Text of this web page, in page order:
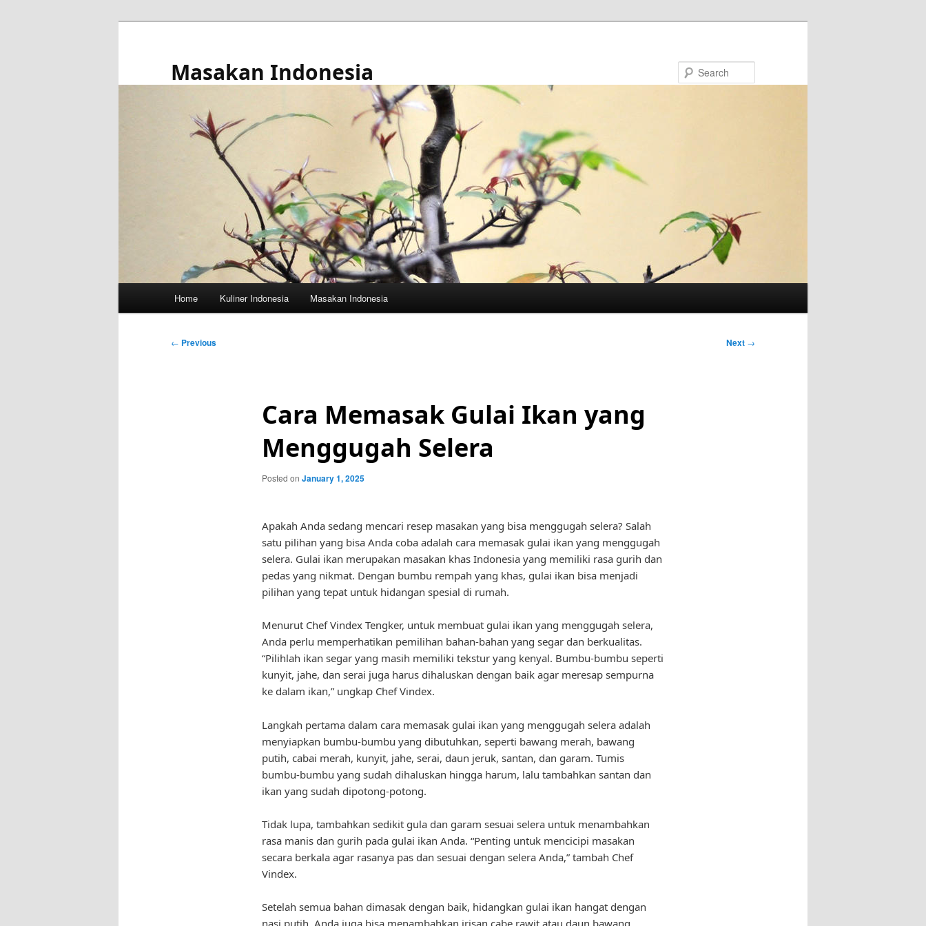
Masakan Indonesia
Home Kuliner Indonesia Masakan Indonesia
Post
← Previous Next →
Cara Memasak Gulai Ikan yang
Menggugah Selera
Posted on January 1, 2025
Apakah Anda sedang mencari resep masakan yang bisa menggugah selera? Salah
satu pilihan yang bisa Anda coba adalah cara memasak gulai ikan yang menggugah
selera. Gulai ikan merupakan masakan khas Indonesia yang memiliki rasa gurih dan
pedas yang nikmat. Dengan bumbu rempah yang khas, gulai ikan bisa menjadi
pilihan yang tepat untuk hidangan spesial di rumah.
Menurut Chef Vindex Tengker, untuk membuat gulai ikan yang menggugah selera,
Anda perlu memperhatikan pemilihan bahan-bahan yang segar dan berkualitas.
“Pilihlah ikan segar yang masih memiliki tekstur yang kenyal. Bumbu-bumbu seperti
kunyit, jahe, dan serai juga harus dihaluskan dengan baik agar meresap sempurna
ke dalam ikan,” ungkap Chef Vindex.
Langkah pertama dalam cara memasak gulai ikan yang menggugah selera adalah
menyiapkan bumbu-bumbu yang dibutuhkan, seperti bawang merah, bawang
putih, cabai merah, kunyit, jahe, serai, daun jeruk, santan, dan garam. Tumis
bumbu-bumbu yang sudah dihaluskan hingga harum, lalu tambahkan santan dan
ikan yang sudah dipotong-potong.
Tidak lupa, tambahkan sedikit gula dan garam sesuai selera untuk menambahkan
rasa manis dan gurih pada gulai ikan Anda. “Penting untuk mencicipi masakan
secara berkala agar rasanya pas dan sesuai dengan selera Anda,” tambah Chef
Vindex.
Setelah semua bahan dimasak dengan baik, hidangkan gulai ikan hangat dengan